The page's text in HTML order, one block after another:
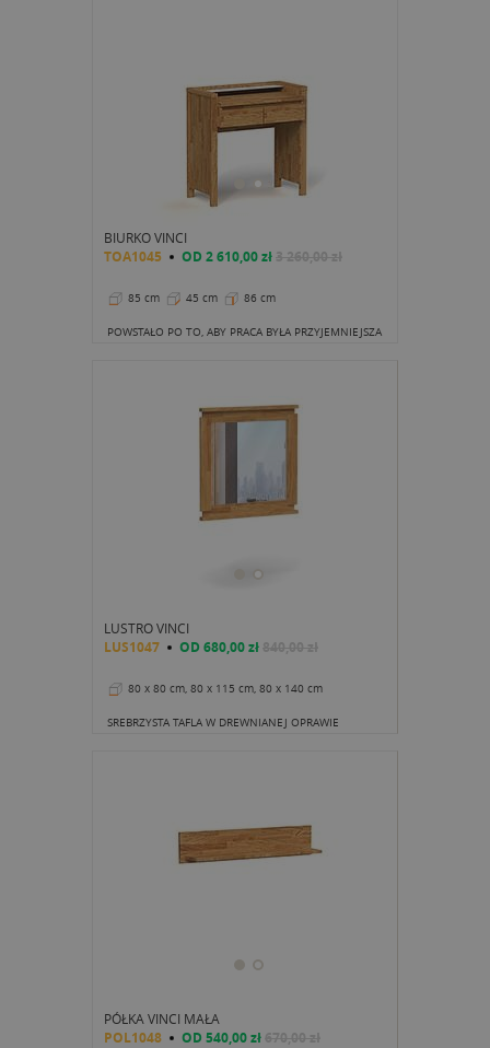
BIURKO VINCI
TOA1045 OD 2 610,00 zł3 260,00 zł
85 cm 45 cm 86 cm
POWSTAŁO PO TO, ABY PRACA BYŁA PRZYJEMNIEJSZA
LUSTRO VINCI
LUS1047 OD 680,00 zł840,00 zł
80 x 80 cm, 80 x 115 cm, 80 x 140 cm
SREBRZYSTA TAFLA W DREWNIANEJ OPRAWIE
PÓŁKA VINCI MAŁA
POL1048 OD 540,00 zł670,00 zł